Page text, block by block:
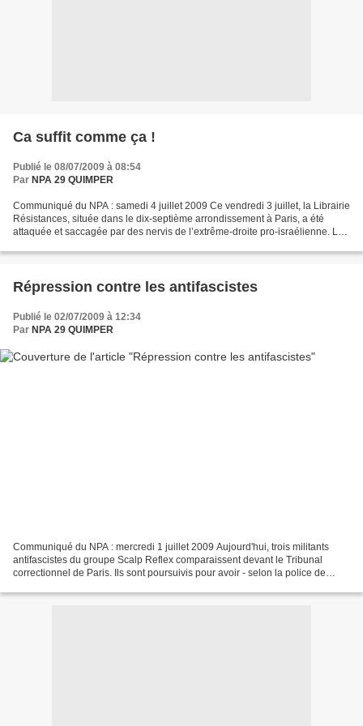
Ca suffit comme ça !
Publié le 08/07/2009 à 08:54
Par NPA 29 QUIMPER
Communiqué du NPA : samedi 4 juillet 2009 Ce vendredi 3 juillet, la Librairie
Résistances, située dans le dix-septième arrondissement à Paris, a été
attaquée et saccagée par des nervis de l’extrême-droite pro-israélienne. La
Répression contre les antifascistes
Publié le 02/07/2009 à 12:34
Par NPA 29 QUIMPER
Communiqué du NPA : mercredi 1 juillet 2009 Aujourd'hui, trois militants
antifascistes du groupe Scalp Reflex comparaissent devant le Tribunal
correctionnel de Paris. Ils sont poursuivis pour avoir - selon la police de